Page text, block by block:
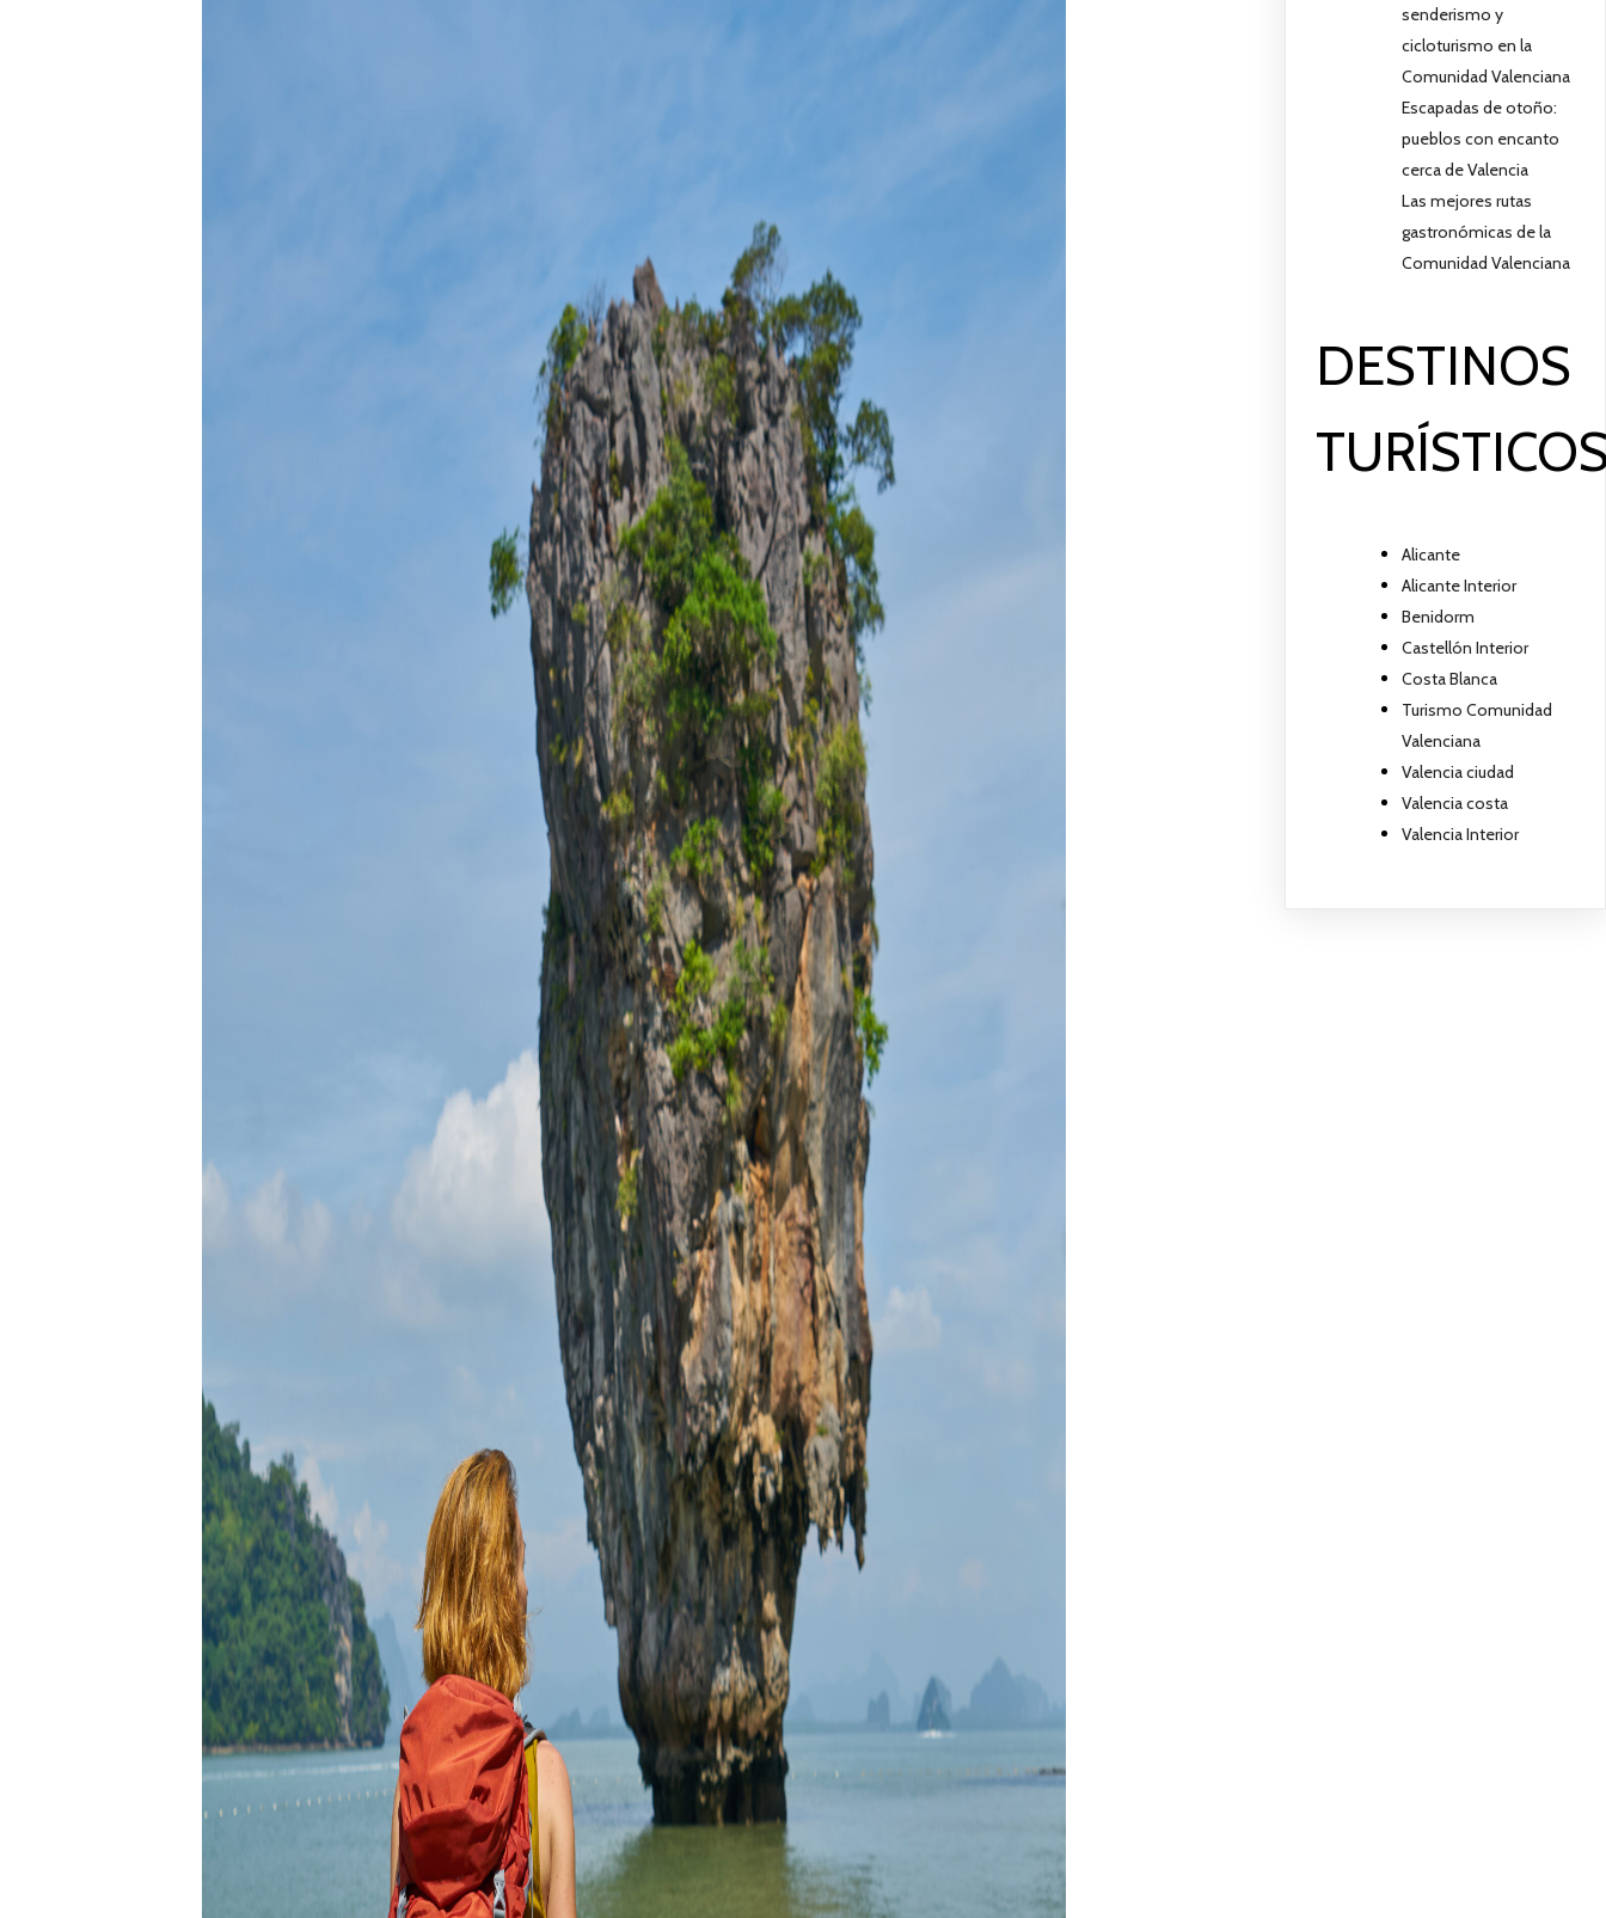
senderismo y
cicloturismo en la
Comunidad Valenciana
Escapadas de otoño:
pueblos con encanto
cerca de Valencia
Las mejores rutas
gastronómicas de la
Comunidad Valenciana
DESTINOS
Alicante
Alicante Interior
Benidorm
Castellón Interior
Costa Blanca
Turismo Comunidad
Valenciana
Valencia ciudad
Valencia costa
Valencia Interior